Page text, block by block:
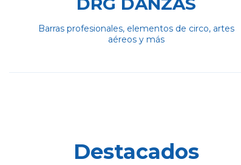
Barras profesionales, elementos de circo, artes
aéreos y más
Destacados